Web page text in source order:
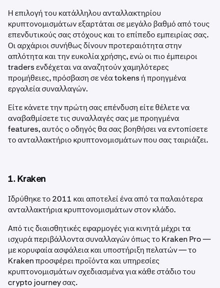
Η επιλογή του κατάλληλου ανταλλακτηρίου
κρυπτονομισμάτων εξαρτάται σε μεγάλο βαθμό από τους
επενδυτικούς σας στόχους και το επίπεδο εμπειρίας σας.
Οι αρχάριοι συνήθως δίνουν προτεραιότητα στην
απλότητα και την ευκολία χρήσης, ενώ οι πιο έμπειροι
traders ενδέχεται να αναζητούν χαμηλότερες
προμήθειες, πρόσβαση σε νέα tokens ή προηγμένα
εργαλεία συναλλαγών.
Είτε κάνετε την πρώτη σας επένδυση είτε θέλετε να
αναβαθμίσετε τις συναλλαγές σας με προηγμένα
features, αυτός ο οδηγός θα σας βοηθήσει να εντοπίσετε
το ανταλλακτήριο κρυπτονομισμάτων που σας ταιριάζει.
1. Kraken
Ιδρύθηκε το 2011 και αποτελεί ένα από τα παλαιότερα
ανταλλακτήρια κρυπτονομισμάτων στον κλάδο.
Από τις διαισθητικές εφαρμογές για κινητά μέχρι τα
ισχυρά περιβάλλοντα συναλλαγών όπως το Kraken Pro —
με κορυφαία ασφάλεια και υποστήριξη πελατών — το
Kraken προσφέρει προϊόντα και υπηρεσίες
κρυπτονομισμάτων σχεδιασμένα για κάθε στάδιο του
crypto journey σας.